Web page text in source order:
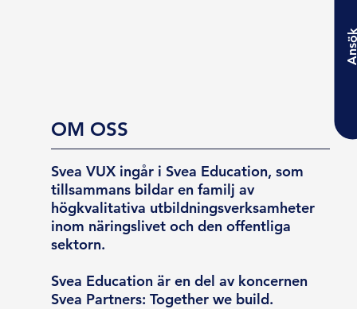
OM OSS
Svea VUX ingår i Svea Education, som
tillsammans bildar en familj av
högkvalitativa utbildningsverksamheter
inom näringslivet och den offentliga
sektorn.
Svea Education är en del av koncernen
Svea Partners: Together we build.